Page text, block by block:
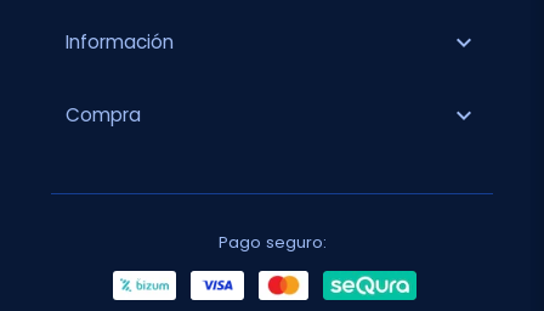
Información expand_more
Compra expand_more
Pago seguro: